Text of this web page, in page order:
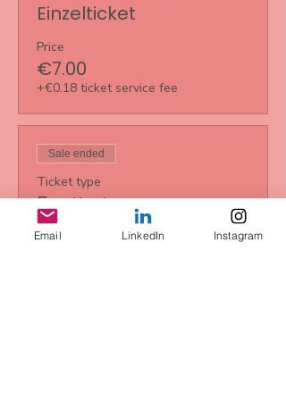
Einzelticket
Price
€7.00
+€0.18 ticket service fee
Sale ended
Ticket type
5er Karte
More info
Email LinkedIn Instagram